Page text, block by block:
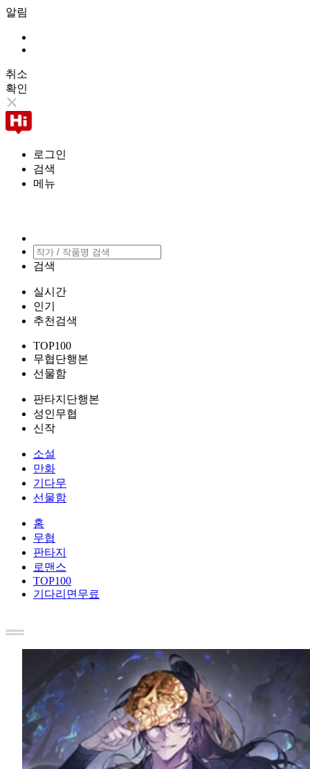
알림
취소
확인
로그인
검색
메뉴
검색
실시간
인기
추천검색
TOP100
무협단행본
선물함
판타지단행본
성인무협
신작
소설
만화
기다무
선물함
홈
무협
판타지
로맨스
TOP100
기다리면무료